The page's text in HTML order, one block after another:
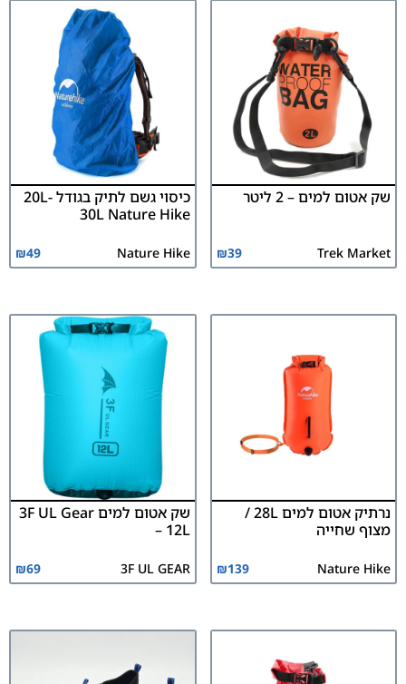
שק אטום למים – 2 ליטר
Trek Market
₪39
כיסוי גשם לתיק בגודל 20L-
30L Nature Hike
Nature Hike
₪49
נרתיק אטום למים 28L /
מצוף שחייה
Nature Hike
₪139
שק אטום למים 3F UL Gear
– 12L
3F UL GEAR
₪69